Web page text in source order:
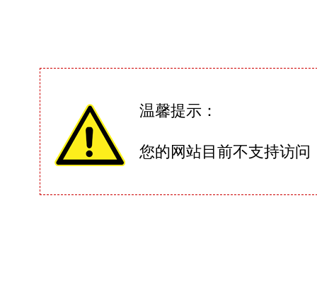
温馨提示：
您的网站目前不支持访